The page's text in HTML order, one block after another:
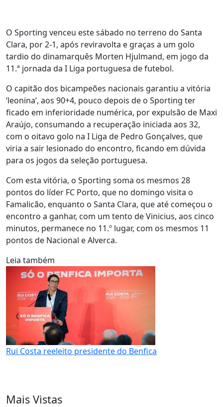
O Sporting venceu este sábado no terreno do Santa
Clara, por 2-1, após reviravolta e graças a um golo
tardio do dinamarquês Morten Hjulmand, em jogo da
11.ª jornada da I Liga portuguesa de futebol.
O capitão dos bicampeões nacionais garantiu a vitória
‘leonina’, aos 90+4, pouco depois de o Sporting ter
ficado em inferioridade numérica, por expulsão de Maxi
Araújo, consumando a recuperação iniciada aos 32,
com o oitavo golo na I Liga de Pedro Gonçalves, que
viria a sair lesionado do encontro, ficando em dúvida
para os jogos da seleção portuguesa.
Com esta vitória, o Sporting soma os mesmos 28
pontos do líder FC Porto, que no domingo visita o
Famalicão, enquanto o Santa Clara, que até começou o
encontro a ganhar, com um tento de Vinicius, aos cinco
minutos, permanece no 11.º lugar, com os mesmos 11
pontos de Nacional e Alverca.
Leia também
Rui Costa reeleito presidente do Benfica
Mais Vistas